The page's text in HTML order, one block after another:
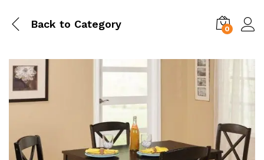
Back to Category 0